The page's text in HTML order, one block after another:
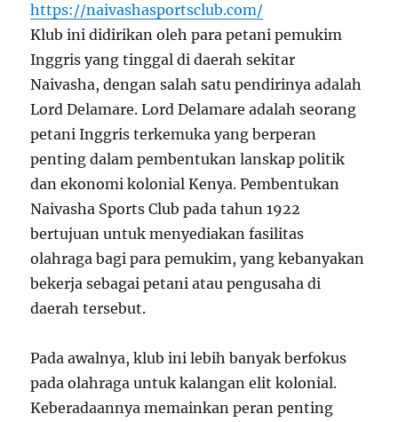
https://naivashasportsclub.com/
Klub ini didirikan oleh para petani pemukim
Inggris yang tinggal di daerah sekitar
Naivasha, dengan salah satu pendirinya adalah
Lord Delamare. Lord Delamare adalah seorang
petani Inggris terkemuka yang berperan
penting dalam pembentukan lanskap politik
dan ekonomi kolonial Kenya. Pembentukan
Naivasha Sports Club pada tahun 1922
bertujuan untuk menyediakan fasilitas
olahraga bagi para pemukim, yang kebanyakan
bekerja sebagai petani atau pengusaha di
daerah tersebut.
Pada awalnya, klub ini lebih banyak berfokus
pada olahraga untuk kalangan elit kolonial.
Keberadaannya memainkan peran penting